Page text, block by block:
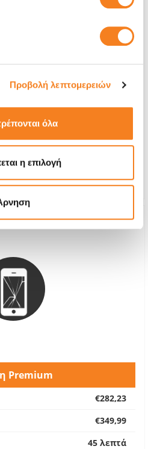
Προβολή λεπτομερειών
όλα
η επιλογή
Οθόνη Apple
€418,52
6 μήνες
Premium
€282,23
€349,99
45 λεπτά